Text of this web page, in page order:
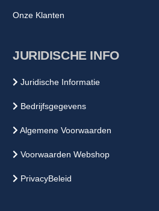
Onze Klanten
JURIDISCHE INFO
Juridische Informatie
Bedrijfsgegevens
Algemene Voorwaarden
Voorwaarden Webshop
PrivacyBeleid